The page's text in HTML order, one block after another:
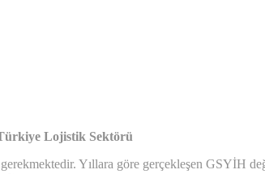
Lojistik Sektörü
Yıllara göre gerçekleşen GSYİH